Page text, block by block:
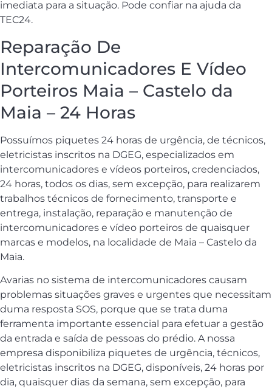
imediata para a situação. Pode confiar na ajuda da
TEC24.
Reparação De
Intercomunicadores E Vídeo
Porteiros Maia – Castelo da
Maia – 24 Horas
Possuímos piquetes 24 horas de urgência, de técnicos,
eletricistas inscritos na DGEG, especializados em
intercomunicadores e vídeos porteiros, credenciados,
24 horas, todos os dias, sem excepção, para realizarem
trabalhos técnicos de fornecimento, transporte e
entrega, instalação, reparação e manutenção de
intercomunicadores e vídeo porteiros de quaisquer
marcas e modelos, na localidade de Maia – Castelo da
Maia.
Avarias no sistema de intercomunicadores causam
problemas situações graves e urgentes que necessitam
duma resposta SOS, porque que se trata duma
ferramenta importante essencial para efetuar a gestão
da entrada e saída de pessoas do prédio. A nossa
empresa disponibiliza piquetes de urgência, técnicos,
eletricistas inscritos na DGEG, disponíveis, 24 horas por
dia, quaisquer dias da semana, sem excepção, para